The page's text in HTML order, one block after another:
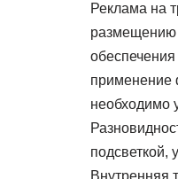
Реклама на
размещению
применение
необходимо
подсветкой,
Внутренняя